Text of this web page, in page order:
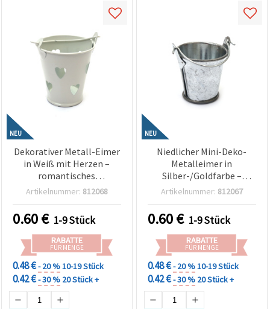
NEU
Dekorativer Metall-Eimer
in Weiß mit Herzen –
romantisches
Bastelzubehör für DIY,
50~55x38~42x50~52 mm
Artikelnummer: 812068
0.60€ 1-9 Stück
RABATTE
FÜR MENGE
0.48 €- 20 %10-19 Stück
0.42 €- 30 % 20 Stück +
NEU
Niedlicher Mini-Deko-
Metalleimer in
Silber-/Goldfarbe –
winziger, stilvoller
Zuhause- & Partydeko –
32~34x30~32x22~25 mm
Artikelnummer: 812067
0.60€ 1-9 Stück
RABATTE
FÜR MENGE
0.48 €- 20 %10-19 Stück
0.42 €- 30 % 20 Stück +